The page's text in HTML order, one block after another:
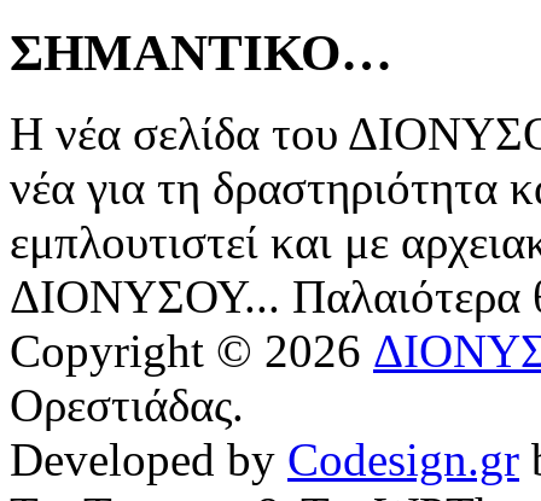
ΣΗΜΑΝΤΙΚΟ…
Η νέα σελίδα του
νέα για τη δραστηριότητα
εμπλουτιστεί και με
ΔΙΟΝΥΣΟΥ... Παλαιότερα
Copyright © 2026
Ορεστιάδας.
Developed by Codesign.gr